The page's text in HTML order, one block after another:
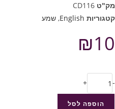
מק"ט CD116
קטגוריות English
, שמע
₪10
-
+
הוספה לסל